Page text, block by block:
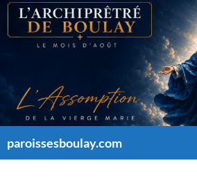
Aller
contenu
paroissesboulay.com